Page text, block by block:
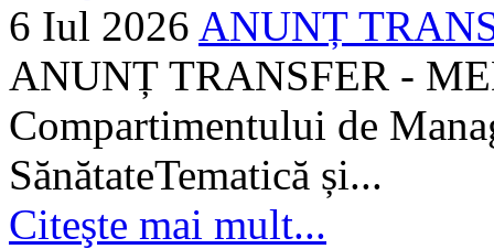
6 Iul 2026 ANUNȚ
ANUNȚ TRANSFER -
Compartimentului de
SănătateTematică și...
Citeşte mai mult...